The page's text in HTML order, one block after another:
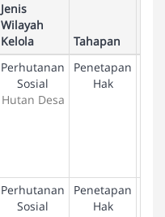
Jenis
Wilayah
Kelola
Tahapan
Perhutanan
Sosial
Hutan Desa
Penetapan
Hak
Perhutanan
Sosial
Penetapan
Hak